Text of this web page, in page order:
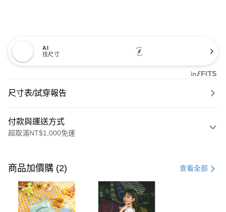
AI
找尺寸
尺寸表/試穿報告
付款與運送方式
超取滿NT$1,000免運
信用卡一次付款
購物金
超商取貨付款
商品加價購 (2) 查看全部